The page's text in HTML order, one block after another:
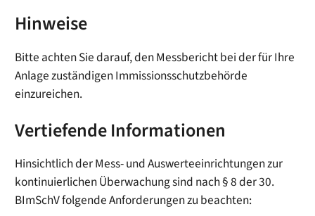
Hinweise
Bitte achten Sie darauf, den Messbericht bei der für Ihre
Anlage zuständigen Immissionsschutzbehörde
einzureichen.
Vertiefende Informationen
Hinsichtlich der Mess- und Auswerteeinrichtungen zur
kontinuierlichen Überwachung sind nach § 8 der 30.
BImSchV folgende Anforderungen zu beachten: